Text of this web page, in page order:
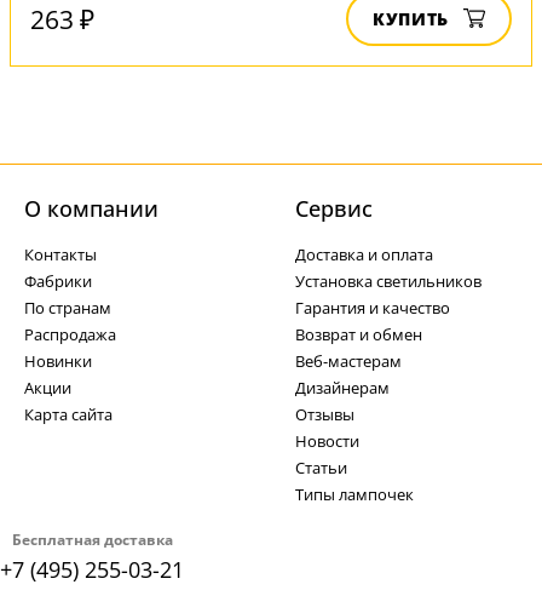
263 ₽ КУПИТЬ
Бесплатная доставка
+7 (495) 255-03-21
О компании
Контакты
Фабрики
По странам
Распродажа
Новинки
Акции
Карта сайта
Cервис
Доставка и оплата
Установка светильников
Гарантия и качество
Возврат и обмен
Веб-мастерам
Дизайнерам
Отзывы
Новости
Статьи
Типы лампочек